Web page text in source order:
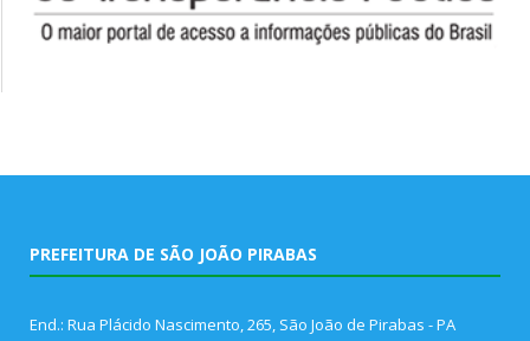
PREFEITURA DE SÃO JOÃO PIRABAS
End.: Rua Plácido Nascimento, 265, São João de Pirabas - PA